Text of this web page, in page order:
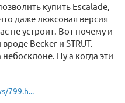
купить Escalade,
даже люксовая версия
не устроит. Вот почему и
Becker и STRUT.
Ну а когда эти
799.h...